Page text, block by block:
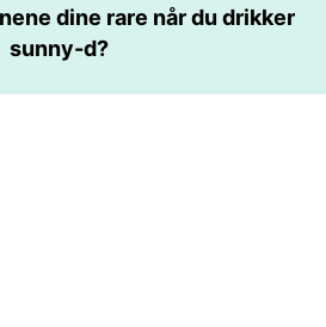
Helse Folkehelse Og
dine rare når du drikker
sunny-d?